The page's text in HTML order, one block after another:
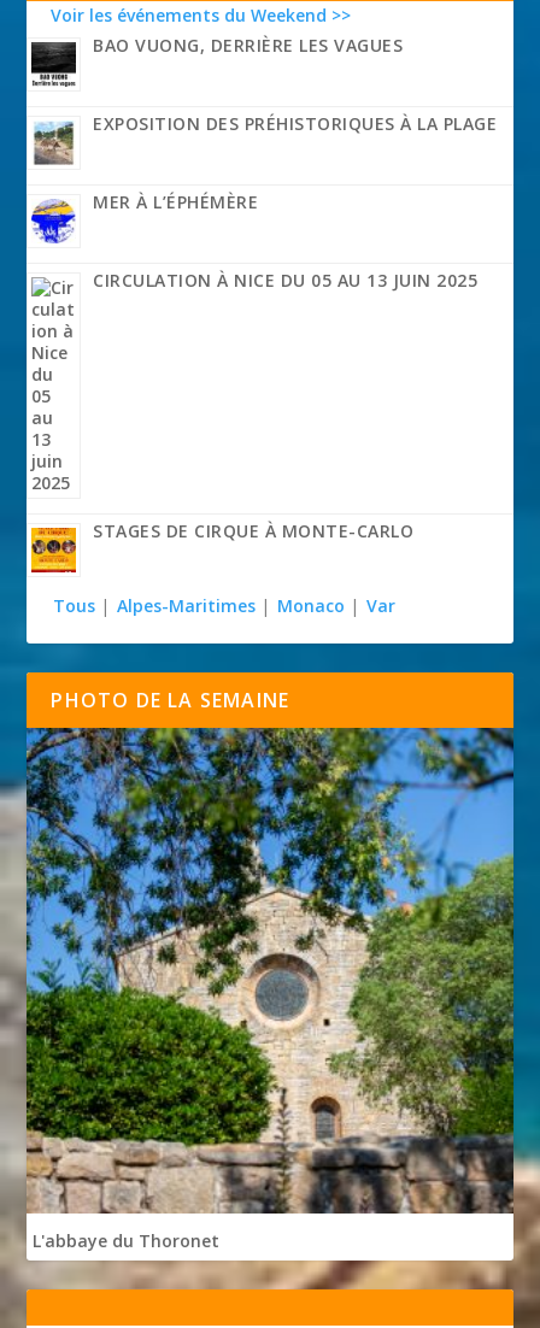
Voir les événements du Weekend >>
BAO VUONG, DERRIÈRE LES VAGUES
EXPOSITION DES PRÉHISTORIQUES À LA PLAGE
MER À L’ÉPHÉMÈRE
CIRCULATION À NICE DU 05 AU 13 JUIN 2025
STAGES DE CIRQUE À MONTE-CARLO
Tous | Alpes-Maritimes | Monaco | Var
PHOTO DE LA SEMAINE
L'abbaye du Thoronet